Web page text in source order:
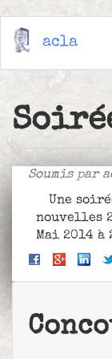
Aller
au
principal
acla
Soumis par
Une
nouvelles
Mai 2014 à